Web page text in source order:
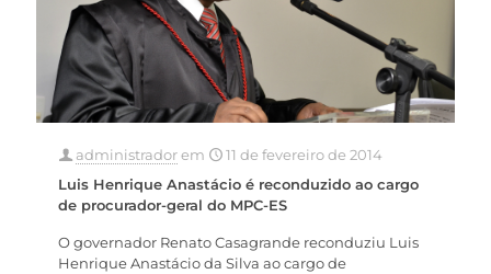
administradorem
11 de fevereiro de 2014
Luis Henrique Anastácio é reconduzido ao cargo
de procurador-geral do MPC-ES
O governador Renato Casagrande reconduziu Luis
Henrique Anastácio da Silva ao cargo de